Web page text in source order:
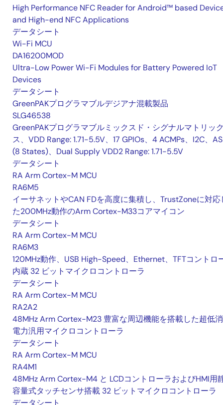
High Performance NFC Reader for Android™ based
and High-end NFC Applications
データシート
Wi-Fi MCU
DA16200MOD
Ultra-Low Power Wi-Fi Modules for Battery Powered IoT
Devices
データシート
GreenPAKプログラマブルデジアナ混載製品
SLG46538
GreenPAKプログラマブルミックスド・シグナルマトリッ
ス、VDD Range: 1.71-5.5V、17 GPIOs、4 ACMPs、I2C、
(8 States)、Dual Supply VDD2 Range: 1.71-5.5V
データシート
RA Arm Cortex-M MCU
RA6M5
イーサネットやCAN FDを高度に集積し、TrustZoneに対応
た200MHz動作のArm Cortex-M33コアマイコン
データシート
RA Arm Cortex-M MCU
RA6M3
120MHz動作、USB High-Speed、Ethernet、TFTコントロ
内蔵 32 ビットマイクロコントローラ
データシート
RA Arm Cortex-M MCU
RA2A2
48MHz Arm Cortex-M23 豊富な周辺機能を搭載した超低
電力汎用マイクロコントローラ
データシート
RA Arm Cortex-M MCU
RA4M1
48MHz Arm Cortex-M4 と LCDコントローラおよびHMI用
容量式タッチセンサ搭載 32 ビットマイクロコントローラ
データシート